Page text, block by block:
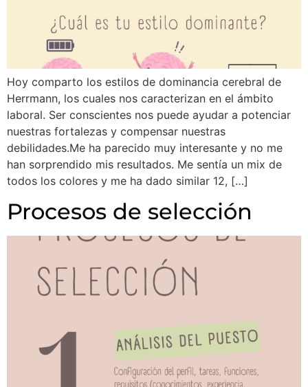
Hoy comparto los estilos de dominancia cerebral de
Herrmann, los cuales nos caracterizan en el ámbito
laboral. Ser conscientes nos puede ayudar a potenciar
nuestras fortalezas y compensar nuestras
debilidades.Me ha parecido muy interesante y no me
han sorprendido mis resultados. Me sentía un mix de
todos los colores y me ha dado similar 12, […]
Procesos de selección